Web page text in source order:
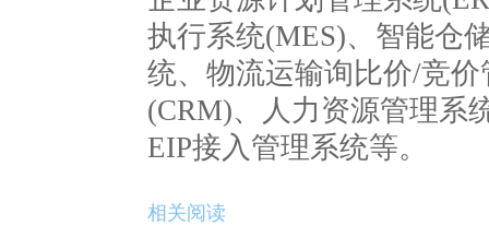
执行系统(MES)、智能仓
统、物流运输询比价/竞
(CRM)、人力资源管理系
EIP接入管理系统等。
相关阅读